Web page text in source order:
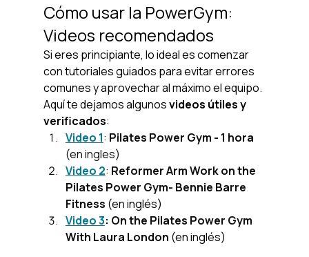
Cómo usar la PowerGym:
Videos recomendados
Si eres principiante, lo ideal es comenzar
con tutoriales guiados para evitar errores
comunes y aprovechar al máximo el equipo.
Aquí te dejamos algunos videos útiles y
verificados:
Video 1: Pilates Power Gym - 1 hora
(en ingles)
Video 2: Reformer Arm Work on the
Pilates Power Gym- Bennie Barre
Fitness (en inglés)
Video 3: On the Pilates Power Gym
With Laura London (en inglés)